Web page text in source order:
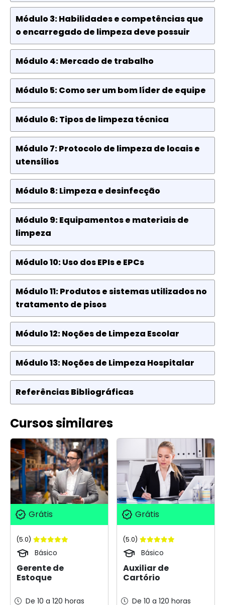
Módulo 3: Habilidades e competências que
o encarregado de limpeza deve possuir
Módulo 4: Mercado de trabalho
Módulo 5: Como ser um bom líder de equipe
Módulo 6: Tipos de limpeza técnica
Módulo 7: Protocolo de limpeza de locais e
utensílios
Módulo 8: Limpeza e desinfecção
Módulo 9: Equipamentos e materiais de
limpeza
Módulo 10: Uso dos EPIs e EPCs
Módulo 11: Produtos e sistemas utilizados no
tratamento de pisos
Módulo 12: Noções de Limpeza Escolar
Módulo 13: Noções de Limpeza Hospitalar
Referências Bibliográficas
Cursos similares
Grátis
(5.0)
Básico
Gerente de
Estoque
De 10 a 120 horas
Grátis
(5.0)
Básico
Auxiliar de
Cartório
De 10 a 120 horas